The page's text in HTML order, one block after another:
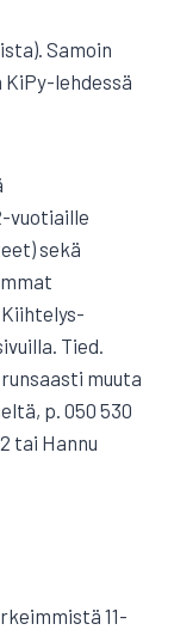
Samoin
lehdessä
vuotiaille
sekä
Tied.
muuta
p. 050 530
tai Hannu
11-